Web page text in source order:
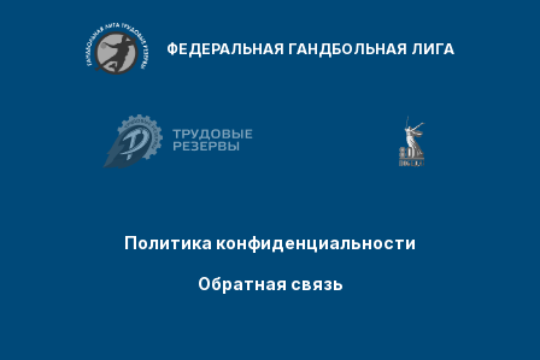
ФЕДЕРАЛЬНАЯ ГАНДБОЛЬНАЯ ЛИГА
Политика конфиденциальности
Обратная связь